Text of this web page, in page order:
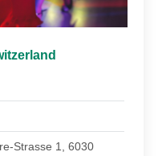
Strasse 1, 6030